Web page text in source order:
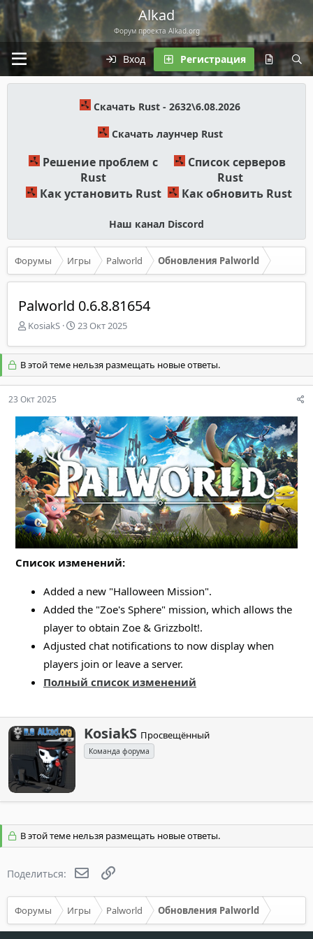
Alkad
Форум проекта Alkad.org
Вход Регистрация
Скачать Rust - 2632\6.08.2026
Скачать лаунчер Rust
Решение проблем с
Rust
Список серверов
Rust
Как установить Rust
Как обновить Rust
Наш канал Discord
Форумы Игры Palworld Обновления Palworld
Palworld 0.6.8.81654
А
т
о
р
т
е
KosiakS
Д
т
а
н
а
л
а
23 Окт 2025
В этой теме нельзя размещать новые ответы.
23 Окт 2025
Список изменений:
Added a new "Halloween Mission".
Added the "Zoe's Sphere" mission, which allows the
player to obtain Zoe & Grizzbolt!.
Adjusted chat notifications to now display when
players join or leave a server.
Полный список изменений
А
в
т
KosiakS Просвещённый
Команда форума
В этой теме нельзя размещать новые ответы.
Поделиться: Электронная почта
Форумы Игры Palworld Обновления Palworld